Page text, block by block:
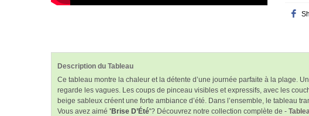
Description du Tableau
Ce tableau montre la chaleur et la détente d’une journée parfaite à la plage.
regarde les vagues. Les coups de pinceau visibles et expressifs, avec les
beige sableux créent une forte ambiance d’été. Dans l’ensemble, le tableau
Vous avez aimé 'Brise D’Été'? Découvrez notre collection complète de -